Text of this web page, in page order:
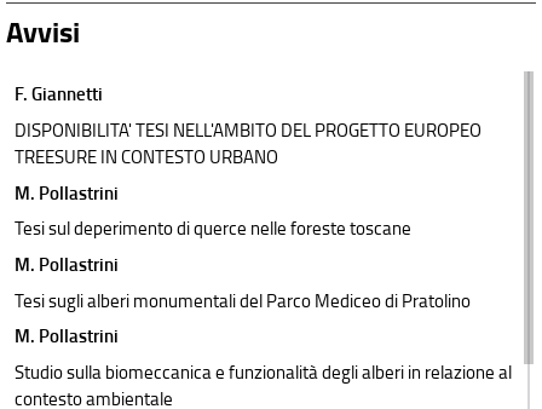
Avvisi
F. Giannetti
DISPONIBILITA' TESI NELL'AMBITO DEL PROGETTO EUROPEO
TREESURE IN CONTESTO URBANO
M. Pollastrini
Tesi sul deperimento di querce nelle foreste toscane
M. Pollastrini
Tesi sugli alberi monumentali del Parco Mediceo di Pratolino
M. Pollastrini
Studio sulla biomeccanica e funzionalità degli alberi in relazione al
contesto ambientale